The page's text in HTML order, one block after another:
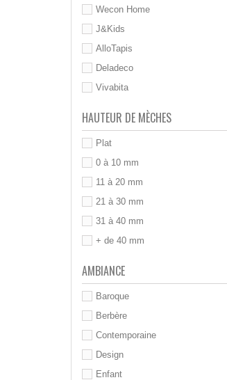
Wecon Home
J&Kids
AlloTapis
Deladeco
Vivabita
HAUTEUR DE MÈCHES
Plat
0 à 10 mm
11 à 20 mm
21 à 30 mm
31 à 40 mm
+ de 40 mm
AMBIANCE
Baroque
Berbère
Contemporaine
Design
Enfant